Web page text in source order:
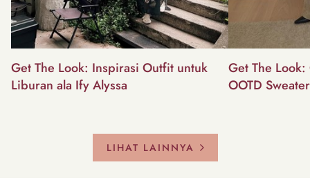
Get The Look: Inspirasi Outfit untuk
Liburan ala Ify Alyssa
Get The
OOTD
LIHAT LAINNYA